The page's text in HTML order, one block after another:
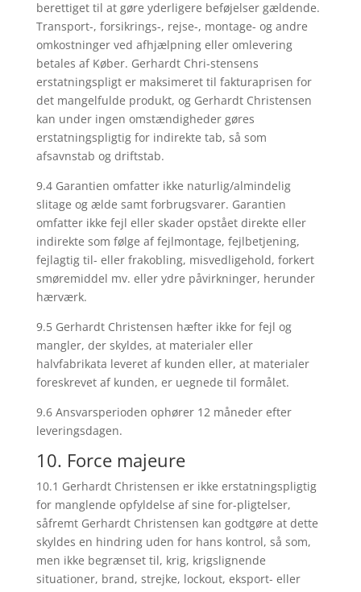
berettiget til at gøre yderligere beføjelser gældende.
Transport-, forsikrings-, rejse-, montage- og andre
omkostninger ved afhjælpning eller omlevering
betales af Køber. Gerhardt Chri-stensens
erstatningspligt er maksimeret til fakturaprisen for
det mangelfulde produkt, og Gerhardt Christensen
kan under ingen omstændigheder gøres
erstatningspligtig for indirekte tab, så som
afsavnstab og driftstab.
9.4 Garantien omfatter ikke naturlig/almindelig
slitage og ælde samt forbrugsvarer. Garantien
omfatter ikke fejl eller skader opstået direkte eller
indirekte som følge af fejlmontage, fejlbetjening,
fejlagtig til- eller frakobling, misvedligehold, forkert
smøremiddel mv. eller ydre påvirkninger, herunder
hærværk.
9.5 Gerhardt Christensen hæfter ikke for fejl og
mangler, der skyldes, at materialer eller
halvfabrikata leveret af kunden eller, at materialer
foreskrevet af kunden, er uegnede til formålet.
9.6 Ansvarsperioden ophører 12 måneder efter
leveringsdagen.
10. Force majeure
10.1 Gerhardt Christensen er ikke erstatningspligtig
for manglende opfyldelse af sine for-pligtelser,
såfremt Gerhardt Christensen kan godtgøre at dette
skyldes en hindring uden for hans kontrol, så som,
men ikke begrænset til, krig, krigslignende
situationer, brand, strejke, lockout, eksport- eller